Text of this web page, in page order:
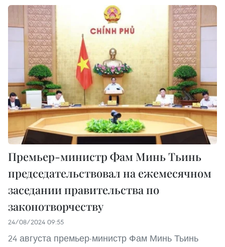
Премьер-министр Фам Минь Тьинь
председательствовал на ежемесячном
заседании правительства по
законотворчеству
24/08/2024 09:55
24 августа премьер-министр Фам Минь Тьинь